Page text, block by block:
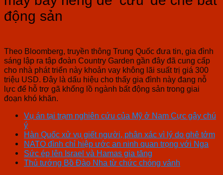
động sản
Theo Bloomberg, truyền thông Trung Quốc đưa tin, gia đình
sáng lập ra tập đoàn Country Garden gần đây đã cung cấp
cho nhà phát triển này khoản vay không lãi suất trị giá 300
triệu USD. Đây là dấu hiệu cho thấy gia đình này đang nỗ
lực để hỗ trợ gã khổng lồ ngành bất động sản trong giai
đoạn khó khăn.
Vụ án tại trạm nghiên cứu của Mỹ ở Nam Cực gây chú
ý
Hàn Quốc xử vụ giết người, phân xác vì lý do ghê tởm
NATO đình chỉ hiệp ước an ninh quan trọng với Nga
Sức ép lên Israel và Hamas gia tăng
Thủ tướng Bồ Đào Nha từ chức chóng vánh